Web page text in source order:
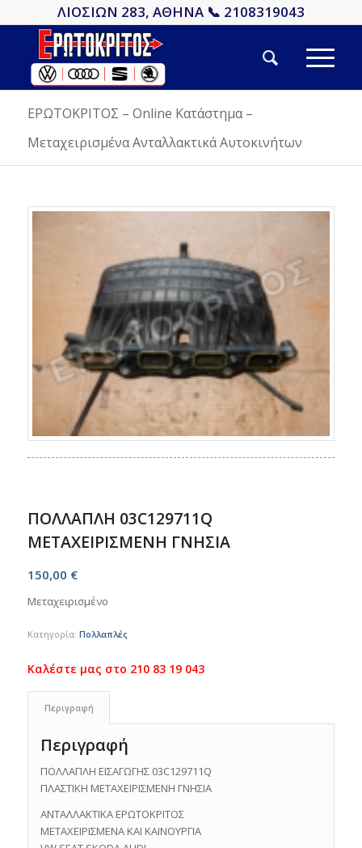
ΛΙΟΣΙΩΝ 283, ΑΘΗΝΑ 📞 2108319043
ΕΡΩΤΟΚΡΙΤΟΣ – Online Κατάστημα –
Μεταχειρισμένα Ανταλλακτικά Αυτοκινήτων
ΠΟΛΛΑΠΛΗ 03C129711Q
ΜΕΤΑΧΕΙΡΙΣΜΕΝΗ ΓΝΗΣΙΑ
150,00 €
Μεταχειρισμένο
Κατηγορία: Πολλαπλές
Περιγραφή
Περιγραφή
ΠΟΛΛΑΠΛΗ ΕΙΣΑΓΩΓΗΣ 03C129711Q
ΠΛΑΣΤΙΚΗ ΜΕΤΑΧΕΙΡΙΣΜΕΝΗ ΓΝΗΣΙΑ
ΑΝΤΑΛΛΑΚΤΙΚΑ ΕΡΩΤΟΚΡΙΤΟΣ
ΜΕΤΑΧΕΙΡΙΣΜΕΝΑ ΚΑΙ ΚΑΙΝΟΥΡΓΙΑ